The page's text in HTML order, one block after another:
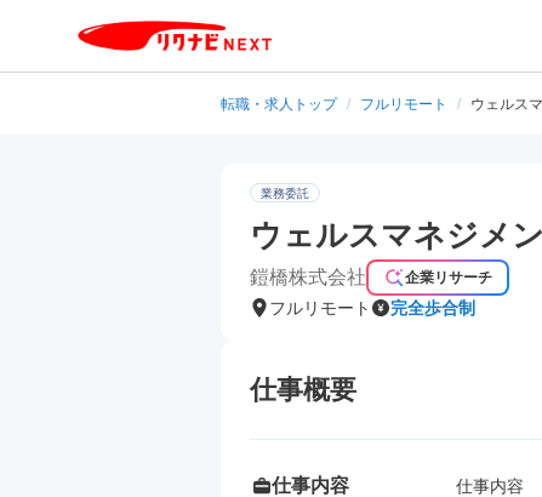
転職・求人トップ / フルリモート / ウェルス
業務委託
ウェルスマネジメ
鎧橋株式会社 企業リサーチ
フルリモート 完全歩合制
仕事概要
仕事内容
仕事内容